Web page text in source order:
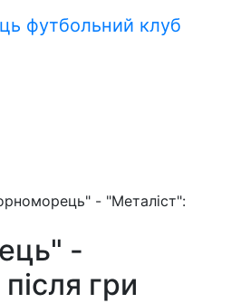
футбольний клуб
- "Металіст":
-
гри